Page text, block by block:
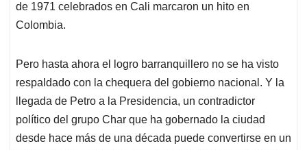
de 1971 celebrados en Cali marcaron un hito en
Colombia.
Pero hasta ahora el logro barranquillero no se ha visto
respaldado con la chequera del gobierno nacional. Y la
llegada de Petro a la Presidencia, un contradictor
político del grupo Char que ha gobernado la ciudad
desde hace más de una década puede convertirse en un